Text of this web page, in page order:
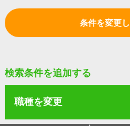
条件を変更
検索条件を追加する
職種を変更